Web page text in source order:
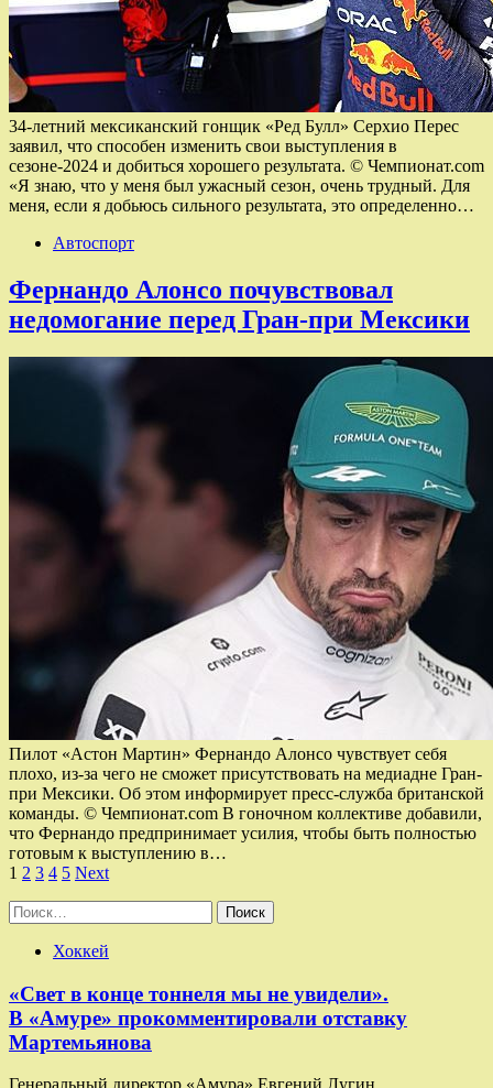
34-летний мексиканский гонщик «Ред Булл» Серхио Перес
заявил, что способен изменить свои выступления в
сезоне-2024 и добиться хорошего результата. © Чемпионат.com
«Я знаю, что у меня был ужасный сезон, очень трудный. Для
меня, если я добьюсь сильного результата, это определенно…
Автоспорт
Фернандо Алонсо почувствовал
недомогание перед Гран-при Мексики
Пилот «Астон Мартин» Фернандо Алонсо чувствует себя
плохо, из-за чего не сможет присутствовать на медиадне Гран-
при Мексики. Об этом информирует пресс-служба британской
команды. © Чемпионат.com В гоночном коллективе добавили,
что Фернандо предпринимает усилия, чтобы быть полностью
готовым к выступлению в…
Пагинация
записей
1 2 3 4 5 Next
Найти:
Хоккей
«Свет в конце тоннеля мы не увидели».
В «Амуре» прокомментировали отставку
Мартемьянова